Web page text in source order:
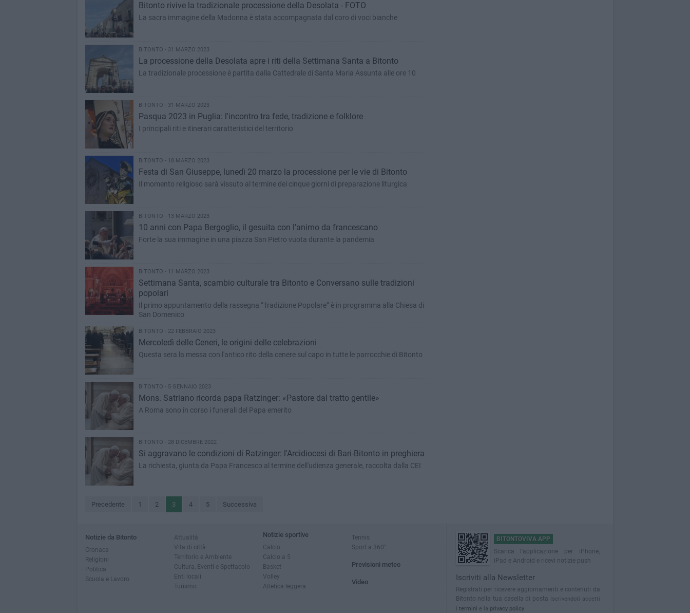
Bitonto rivive la tradizionale processione della Desolata - FOTO
La sacra immagine della Madonna è stata accompagnata dal coro di voci bianche
BITONTO - 31 MARZO 2023
La processione della Desolata apre i riti della Settimana Santa a Bitonto
La tradizionale processione è partita dalla Cattedrale di Santa Maria Assunta alle ore 10
BITONTO - 31 MARZO 2023
Pasqua 2023 in Puglia: l'incontro tra fede, tradizione e folklore
I principali riti e itinerari caratteristici del territorio
BITONTO - 18 MARZO 2023
Festa di San Giuseppe, lunedì 20 marzo la processione per le vie di Bitonto
Il momento religioso sarà vissuto al termine dei cinque giorni di preparazione liturgica
BITONTO - 13 MARZO 2023
10 anni con Papa Bergoglio, il gesuita con l'animo da francescano
Forte la sua immagine in una piazza San Pietro vuota durante la pandemia
BITONTO - 11 MARZO 2023
Settimana Santa, scambio culturale tra Bitonto e Conversano sulle tradizioni
popolari
Il primo appuntamento della rassegna “Tradizione Popolare” è in programma alla Chiesa di
San Domenico
BITONTO - 22 FEBBRAIO 2023
Mercoledì delle Ceneri, le origini delle celebrazioni
Questa sera la messa con l'antico rito della cenere sul capo in tutte le parrocchie di Bitonto
BITONTO - 5 GENNAIO 2023
Mons. Satriano ricorda papa Ratzinger: «Pastore dal tratto gentile»
A Roma sono in corso i funerali del Papa emerito
BITONTO - 28 DICEMBRE 2022
Si aggravano le condizioni di Ratzinger: l'Arcidiocesi di Bari-Bitonto in preghiera
La richiesta, giunta da Papa Francesco al termine dell'udienza generale, raccolta dalla CEI
Precedente 1 2 3 4 5 Successiva
Notizie da Bitonto
Cronaca
Religioni
Politica
Scuola e Lavoro
Attualità
Vita di città
Territorio e Ambiente
Cultura, Eventi e Spettacolo
Enti locali
Turismo
Notizie sportive
Calcio
Calcio a 5
Basket
Volley
Atletica leggera
Tennis
Sport a 360°
Previsioni meteo
Video
BITONTOVIVA APP
Scarica l'applicazione per iPhone,
iPad e Android e ricevi notizie push
Iscriviti alla Newsletter
Registrati per ricevere aggiornamenti e contenuti da
Bitonto nella tua casella di posta Iscrivendoti accetti
i termini e la privacy policy